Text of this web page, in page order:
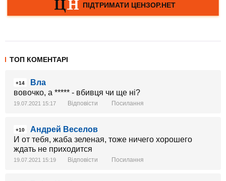
ТОП КОМЕНТАРІ
+14
Вла
вовочко, а ***** - вбивця чи ще ні?
19.07.2021 15:17 Відповісти Посилання
+10
Андрей Веселов
И от тебя, жаба зеленая, тоже ничего хорошего
ждать не приходится
19.07.2021 15:19 Відповісти Посилання